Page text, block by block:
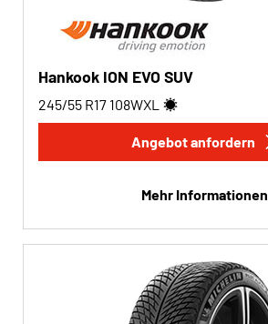
Hankook ION EVO SUV
245/55 R17 108WXL
Angebot anfordern
Mehr Informationen